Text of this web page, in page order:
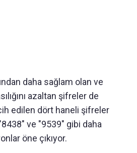
daha sağlam olan ve
azaltan şifreler de
edilen dört haneli şifreler
ve "9539" gibi daha
öne çıkıyor.